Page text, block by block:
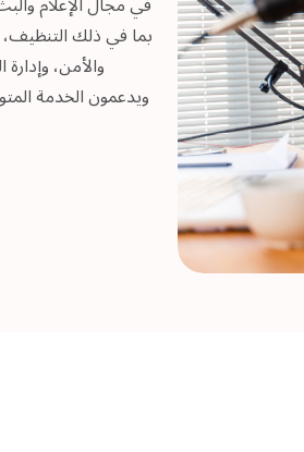
والأمن،
ويدعمون الخدمة